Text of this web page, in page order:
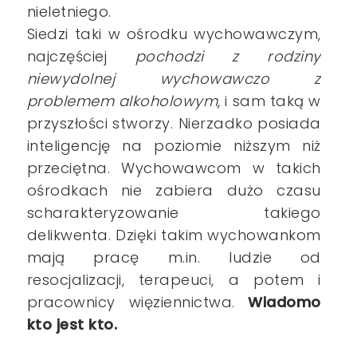
nieletniego.
Siedzi taki w ośrodku wychowawczym,
najczęściej pochodzi z rodziny
niewydolnej wychowawczo z
problemem alkoholowym, i sam taką w
przyszłości stworzy. Nierzadko posiada
inteligencję na poziomie niższym niż
przeciętna. Wychowawcom w takich
ośrodkach nie zabiera dużo czasu
scharakteryzowanie takiego
delikwenta. Dzięki takim wychowankom
mają pracę m.in. ludzie od
resocjalizacji, terapeuci, a potem i
pracownicy więziennictwa.Wiadomo
kto jest kto.